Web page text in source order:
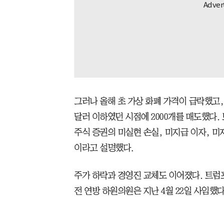
그러나 올해 초 가상 화폐 가격이 급락했
달러 이하였던 시점에 2000개를 매도했다
주식 증권의 미실현 손실, 미지급 이자, 미
이라고 설명했다.
주가 하락과 경영진 교체도 이어졌다. 트
전 연방 하원의원은 지난 4월 22일 사임했